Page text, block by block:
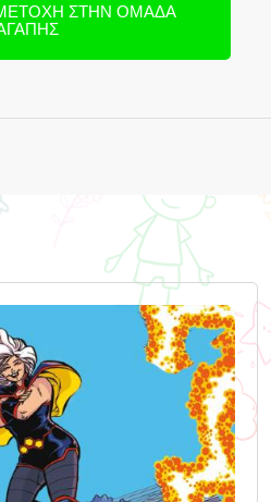
ΣΤΗΝ ΟΜΆΔΑ